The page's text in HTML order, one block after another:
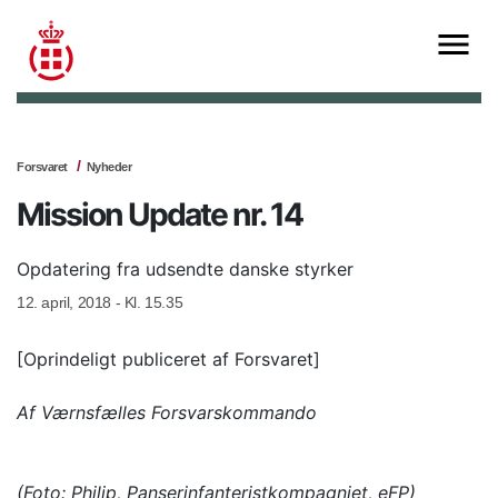
Forsvaret Nyheder
Mission Update nr. 14
Opdatering fra udsendte danske styrker
12. april, 2018 - Kl. 15.35
[Oprindeligt publiceret af Forsvaret]
Af Værnsfælles Forsvarskommando
(Foto: Philip, Panserinfanteristkompagniet, eFP)